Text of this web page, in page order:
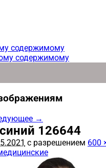
содержимому
содержимому
→
126644
с разрешением 600